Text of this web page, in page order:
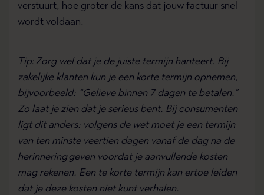
verstuurt, hoe groter de kans dat jouw factuur snel
wordt voldaan.
Tip: Zorg wel dat je de juiste termijn hanteert. Bij
zakelijke klanten kun je een korte termijn opnemen,
bijvoorbeeld: “Gelieve binnen 7 dagen te betalen.”
Zo laat je zien dat je serieus bent. Bij consumenten
ligt dit anders: volgens de wet moet je een termijn
van ten minste veertien dagen vanaf de dag na de
herinnering geven voordat je aanvullende kosten
mag rekenen. Een te korte termijn kan ertoe leiden
dat je deze kosten niet kunt verhalen.